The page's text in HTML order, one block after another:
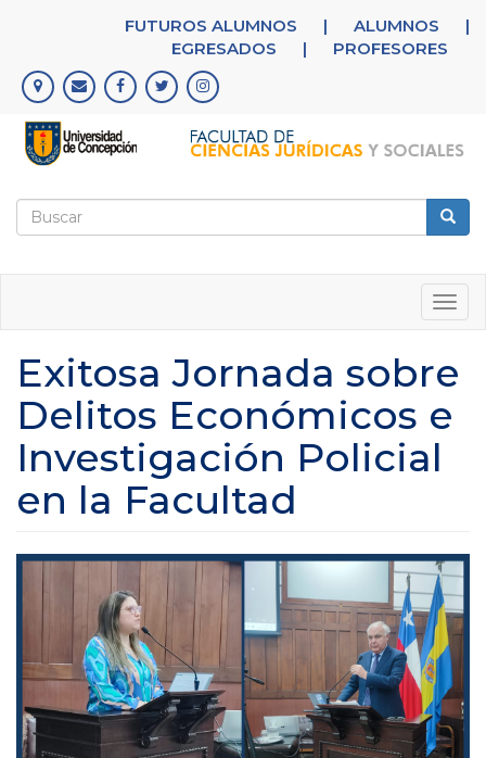
principal
FUTUROS ALUMNOS | ALUMNOS
|
EGRESADOS
| PROFESORES
Formulario
Exitosa Jornada sobre
Delitos Económicos e
Investigación Policial
en la Facultad